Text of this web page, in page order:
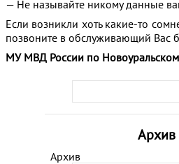
Архив
Архив
— Не называйте никому данные
Если возникли хоть какие-то
позвоните в обслуживающий Вас
МУ МВД России по